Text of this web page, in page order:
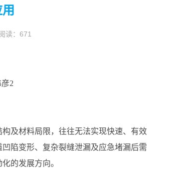
读： 671
2
及材料局限，往往无法实现快速、有效
陷变形、复杂裂缝泄漏及应急堵漏后需
的发展方向。